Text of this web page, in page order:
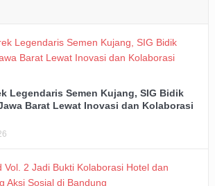
Legendaris Semen Kujang, SIG Bidik
Barat Lewat Inovasi dan Kolaborasi